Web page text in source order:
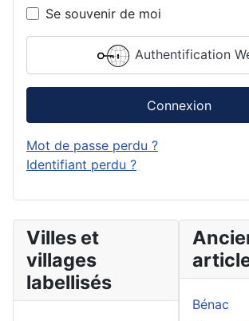
Se souvenir de moi
Authentification
Connexion
Mot de passe perdu ?
Identifiant perdu ?
Villes et
villages
labellisés
Bénac